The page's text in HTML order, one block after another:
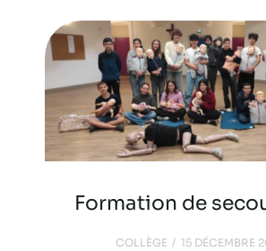
Formation de
COLLÈGE 15 DÉCEMBRE